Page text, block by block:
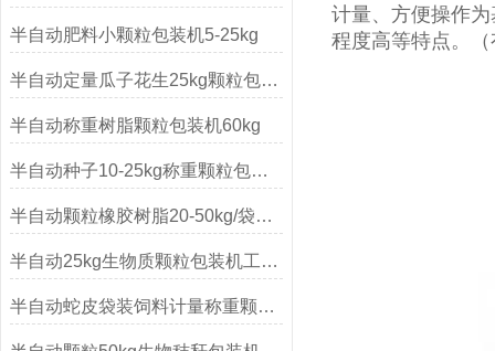
半自动肥料小颗粒包装机5-25kg
半自动定量瓜子花生25kg颗粒包装机厂家
半自动称重树脂颗粒包装机60kg
半自动种子10-25kg称重颗粒包装机
半自动颗粒橡胶树脂20-50kg/袋包装机
半自动25kg生物质颗粒包装机工作原理
半自动蛇皮袋装饲料计量称重颗粒包装机
计量、方便操作
程度高等特点。